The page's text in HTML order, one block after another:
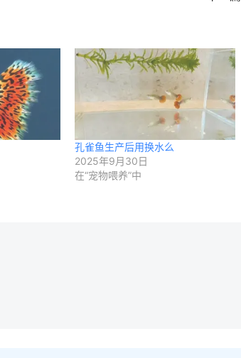
孔雀鱼生产后用换水么
2025年9月30日
在“宠物喂养”中